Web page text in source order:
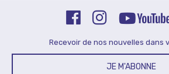
Recevoir de nos nouvelles dans
JE M'ABONNE